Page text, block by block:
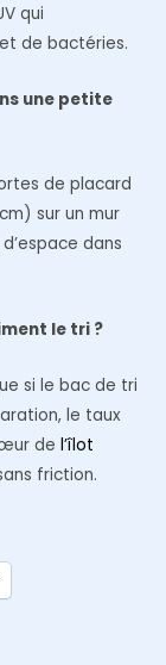
qui
de bactéries.
une petite
de placard
sur un mur
dans
le tri ?
si le bac de tri
le taux
del’îlot
friction.